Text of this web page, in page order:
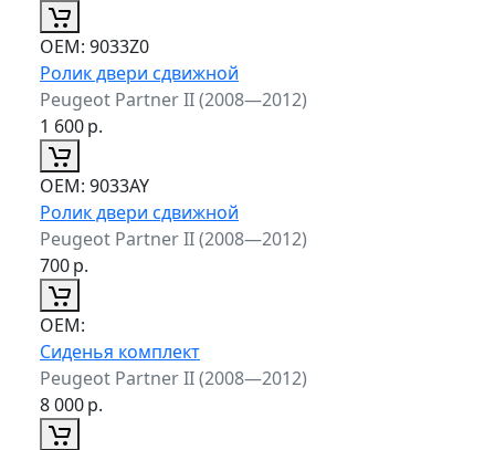
ОЕМ: 9033Z0
Ролик двери сдвижной
Peugeot Partner II (2008—2012)
1 600р.
ОЕМ: 9033AY
Ролик двери сдвижной
Peugeot Partner II (2008—2012)
700р.
ОЕМ:
Сиденья комплект
Peugeot Partner II (2008—2012)
8 000р.